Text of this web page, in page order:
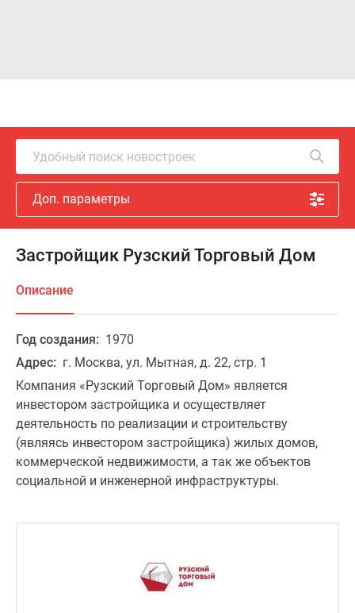
Удобный поиск новостроек
Доп. параметры
Застройщик Рузский Торговый Дом
Описание
Год создания: 1970
Адрес: г. Москва, ул. Мытная, д. 22, стр. 1
Компания «Рузский Торговый Дом» является
инвестором застройщика и осуществляет
деятельность по реализации и строительству
(являясь инвестором застройщика) жилых домов,
коммерческой недвижимости, а так же объектов
социальной и инженерной инфраструктуры.